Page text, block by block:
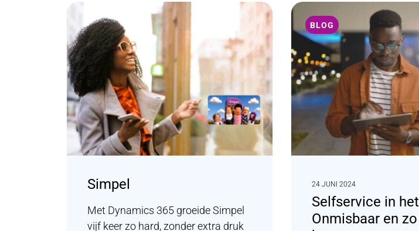
Simpel
Met Dynamics 365 groeide Simpel
vijf keer zo hard, zonder extra druk
BLOG
24 JUNI 2024
Selfservice in
Onmisbaar en